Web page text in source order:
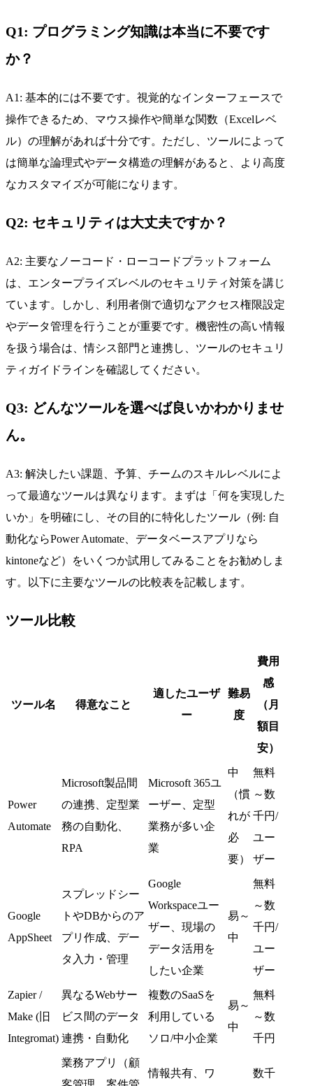
Q1: プログラミング知識は本当に不要です
か？
A1: 基本的には不要です。視覚的なインターフェースで
操作できるため、マウス操作や簡単な関数（Excelレベ
ル）の理解があれば十分です。ただし、ツールによって
は簡単な論理式やデータ構造の理解があると、より高度
なカスタマイズが可能になります。
Q2: セキュリティは大丈夫ですか？
A2: 主要なノーコード・ローコードプラットフォーム
は、エンタープライズレベルのセキュリティ対策を講じ
ています。しかし、利用者側で適切なアクセス権限設定
やデータ管理を行うことが重要です。機密性の高い情報
を扱う場合は、情シス部門と連携し、ツールのセキュリ
ティガイドラインを確認してください。
Q3: どんなツールを選べば良いかわかりませ
ん。
A3: 解決したい課題、予算、チームのスキルレベルによ
って最適なツールは異なります。まずは「何を実現した
いか」を明確にし、その目的に特化したツール（例: 自
動化ならPower Automate、データベースアプリなら
kintoneなど）をいくつか試用してみることをお勧めしま
す。以下に主要なツールの比較表を記載します。
ツール比較
ツール名 得意なこと
適したユーザ
ー
難易
度
費用
感
（月
額目
安）
Power
Automate
Microsoft製品間
の連携、定型業
務の自動化、
RPA
Microsoft 365ユ
ーザー、定型
業務が多い企
業
中
（慣
れが
必
要）
無料
～数
千円/
ユー
ザー
Google
AppSheet
スプレッドシー
トやDBからのア
プリ作成、デー
タ入力・管理
Google
Workspaceユー
ザー、現場の
データ活用を
したい企業
易～
中
無料
～数
千円/
ユー
ザー
Zapier /
Make (旧
Integromat)
異なるWebサー
ビス間のデータ
連携・自動化
複数のSaaSを
利用している
ソロ/中小企業
易～
中
無料
～数
千円
業務アプリ（顧
情報共有、ワ 数千